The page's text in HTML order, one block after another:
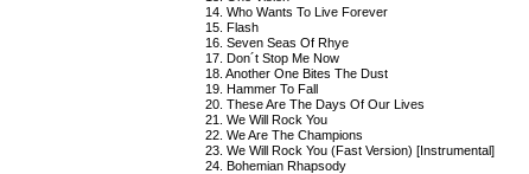
14. Who Wants To Live Forever
15. Flash
16. Seven Seas Of Rhye
17. Don´t Stop Me Now
18. Another One Bites The Dust
19. Hammer To Fall
20. These Are The Days Of Our Lives
21. We Will Rock You
22. We Are The Champions
23. We Will Rock You (Fast Version) [Instrumental]
24. Bohemian Rhapsody